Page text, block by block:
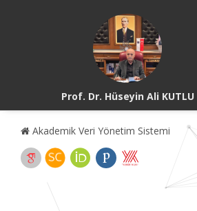
Prof. Dr. Hüseyin Ali KUTLU
Akademik Veri Yönetim Sistemi